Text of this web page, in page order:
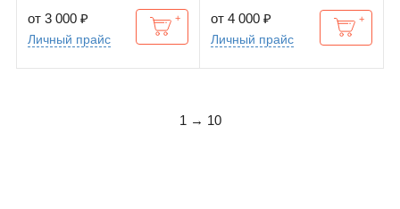
от 3 000 ₽
Личный прайс
от 4 000 ₽
Личный прайс
1 → 10